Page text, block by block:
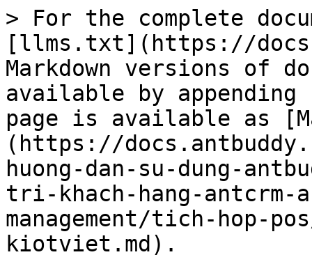
> For the complete
[llms.txt](https://
Markdown versions of
available by
page is available as
(https://
huong-dan-su-dung-
tri-khach-hang-antcrm-
management/tich-hop-
kiotviet.md).